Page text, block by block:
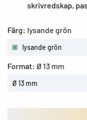
skrivredskap,
Färg: lysande grön
lysande grön
Format: Ø 13 mm
Ø 13 mm